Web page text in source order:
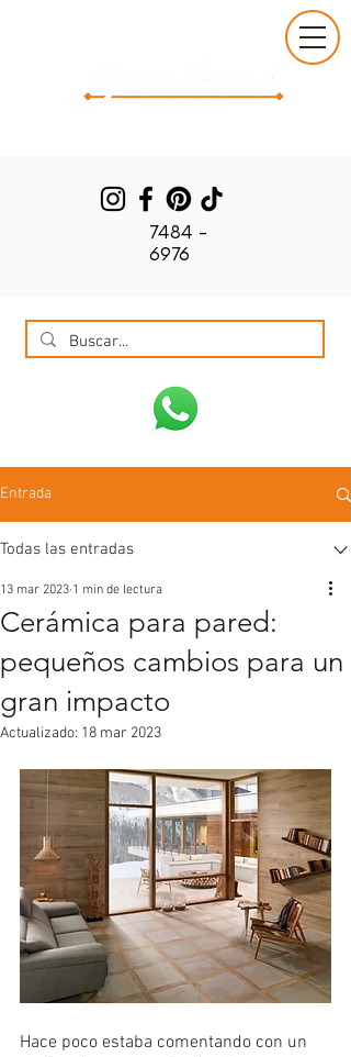
7484 -
6976
Entrada
Todas las entradas
Cerámica para pared:
pequeños cambios para un
gran impacto
13 mar 2023 1 min de lectura
Actualizado: 18 mar 2023
Hace poco estaba comentando con un